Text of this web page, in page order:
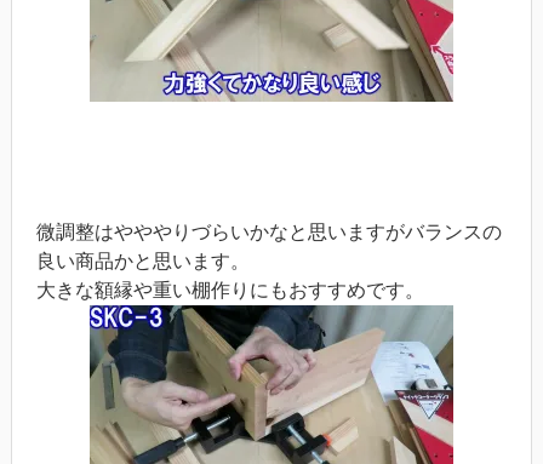
微調整はやややりづらいかなと思いますがバランスの
良い商品かと思います。
大きな額縁や重い棚作りにもおすすめです。